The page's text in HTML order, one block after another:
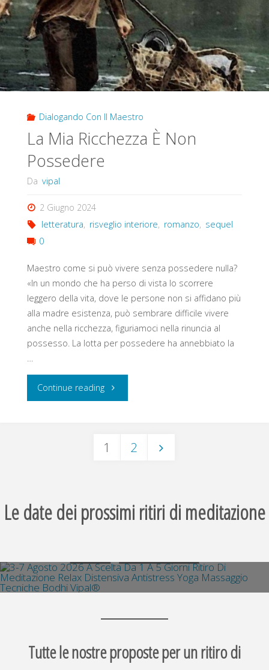
Scoperto?"
Dialogando Con Il Maestro
La Mia Ricchezza È Non
Possedere
Da vipal
2 Giugno 2024
letteratura, risveglio interiore, romanzo, sequel
0
Maestro come si può vivere senza possedere nulla?
«In un mondo che ha perso di vista lo scorrere
leggero della vita, dove le persone non si affidano più
alla madre esistenza, può sembrare difficile vivere
anche nella ricchezza, figuriamoci nella rinuncia al
possesso. La lotta per possedere ha annebbiato la
…
Continue reading"La
Possedere"
degli
articoli
1 2
Le date dei prossimi ritiri di meditazione
3-7 Agosto 2026 A Scelta Da 1 A 5
Massaggio Tecniche Bodhi Vipal®
Tutte le nostre proposte per un ritiro di